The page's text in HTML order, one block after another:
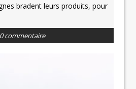
bradent leurs produits, pour
commentaire